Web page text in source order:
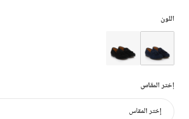
اللون
إختر المقاس
إختر المقاس